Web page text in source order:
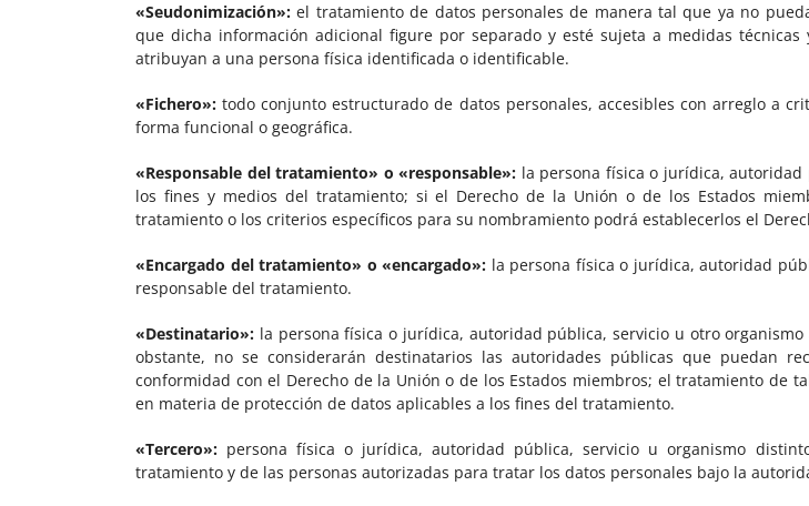
«Seudonimización»: el tratamiento de datos personales de manera tal que ya no
que dicha información adicional figure por separado y esté sujeta a medidas
atribuyan a una persona física identificada o identificable.
«Fichero»: todo conjunto estructurado de datos personales, accesibles con arreglo a
forma funcional o geográfica.
«Responsable del tratamiento» o «responsable»: la persona física o jurídica,
los fines y medios del tratamiento; si el Derecho de la Unión o de los Estados
tratamiento o los criterios específicos para su nombramiento podrá establecerlos el
«Encargado del tratamiento» o «encargado»: la persona física o jurídica, autoridad
responsable del tratamiento.
«Destinatario»: la persona física o jurídica, autoridad pública, servicio u otro
obstante, no se considerarán destinatarios las autoridades públicas que puedan
conformidad con el Derecho de la Unión o de los Estados miembros; el tratamiento de
en materia de protección de datos aplicables a los fines del tratamiento.
«Tercero»: persona física o jurídica, autoridad pública, servicio u organismo
tratamiento y de las personas autorizadas para tratar los datos personales bajo la